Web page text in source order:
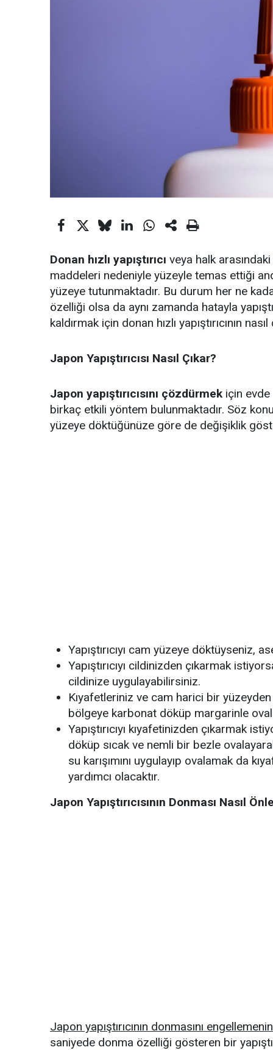
Donan hızlı yapıştırıcı veya halk
maddeleri nedeniyle yüzeyle temas ettiği
yüzeye tutunmaktadır. Bu durum her ne
özelliği olsa da aynı zamanda hatayla
kaldırmak için donan hızlı yapıştırıcının
Japon Yapıştırıcısı Nasıl Çıkar?
Japon yapıştırıcısını çözdürmekiçin evde
birkaç etkili yöntem bulunmaktadır. Söz
yüzeye döktüğünüze göre de değişiklik
Yapıştırıcıyı cam yüzeye döktüyseniz,
Yapıştırıcıyı cildinizden çıkarmak
cildinize uygulayabilirsiniz.
Kıyafetleriniz ve cam harici bir yüzeyden
bölgeye karbonat döküp margarinle
Yapıştırıcıyı kıyafetinizden çıkarmak
döküp sıcak ve nemli bir bezle
su karışımını uygulayıp ovalamak da
yardımcı olacaktır.
Japon Yapıştırıcısının Donması Nasıl
Japon yapıştırıcının donmasını engellemenin
saniyede donma özelliği gösteren bir